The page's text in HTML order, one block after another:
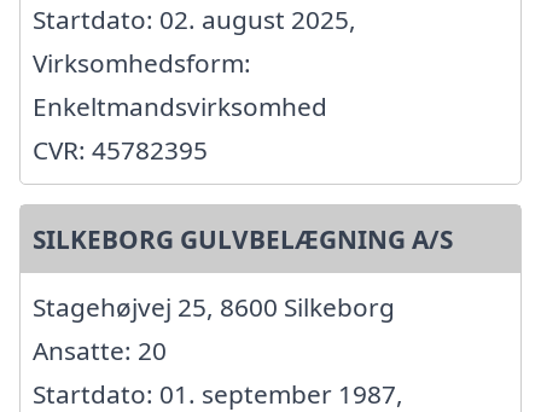
Startdato: 02. august 2025,
Virksomhedsform:
Enkeltmandsvirksomhed
CVR: 45782395
SILKEBORG GULVBELÆGNING A/S
Stagehøjvej 25, 8600 Silkeborg
Ansatte: 20
Startdato: 01. september 1987,